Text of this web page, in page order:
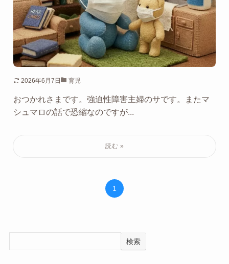
2026年6月7日 育児
おつかれさまです。強迫性障害主婦のサです。またマ
シュマロの話で恐縮なのですが...
1
検索